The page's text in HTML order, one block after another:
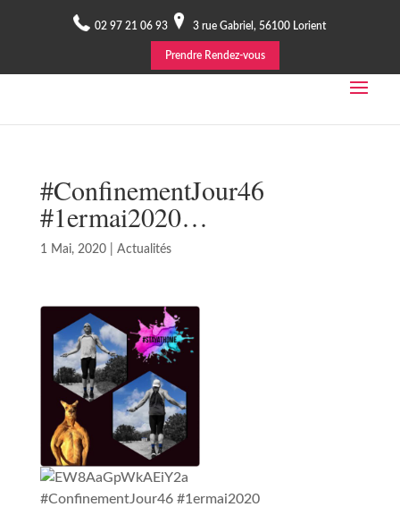
02 97 21 06 93 3 rue Gabriel, 56100 Lorient
Prendre Rendez-vous
#ConfinementJour46
#1ermai2020…
1 Mai, 2020| Actualités
#ConfinementJour46 #1ermai2020